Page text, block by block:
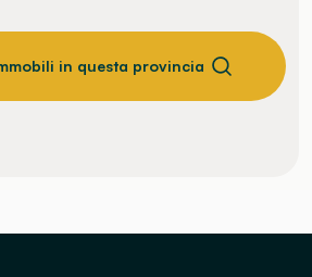
in questa provincia